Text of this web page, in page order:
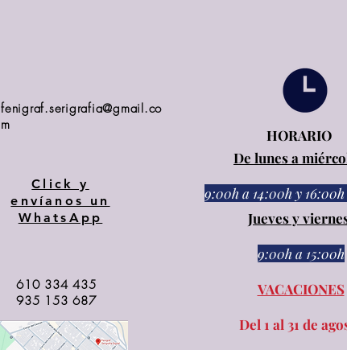
HORARIO
De lunes a
9:00h a 14:00h y
Jueves y
9:00h a 15:00h​​
VACACIONES
Del 1 al 31 de
fenigraf.serigrafia@gmail.co
m
Click y
envíanos un
WhatsApp
610 334 435
935 153 687